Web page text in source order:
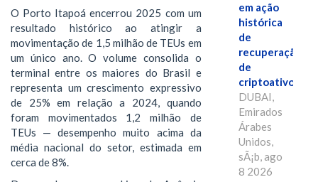
O Porto Itapoá encerrou 2025 com um
resultado histórico ao atingir a
movimentação de 1,5 milhão de TEUs em
um único ano. O volume consolida o
terminal entre os maiores do Brasil e
representa um crescimento expressivo
de 25% em relação a 2024, quando
foram movimentados 1,2 milhão de
TEUs — desempenho muito acima da
média nacional do setor, estimada em
cerca de 8%.
em ação
histórica
de
recuperação
de
criptoativos
DUBAI,
Emirados
Árabes
Unidos,
sÃ¡b, ago
8 2026